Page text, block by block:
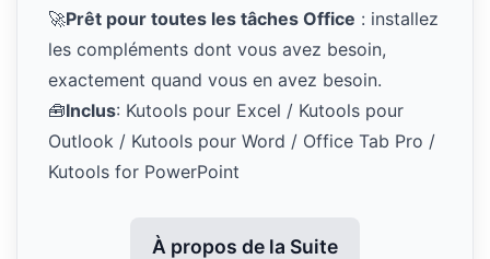
🚀Prêt pour toutes les tâches Office : installez
les compléments dont vous avez besoin,
exactement quand vous en avez besoin.
🧰Inclus: Kutools pour Excel / Kutools pour
Outlook / Kutools pour Word / Office Tab Pro /
Kutools for PowerPoint
À propos de la Suite